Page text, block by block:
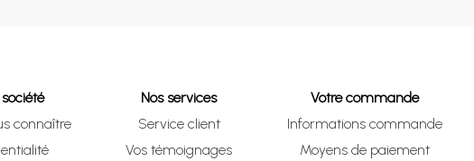
connaître
Nos services
Service client
Vos témoignages
Votre commande
Informations commande
Moyens de paiement